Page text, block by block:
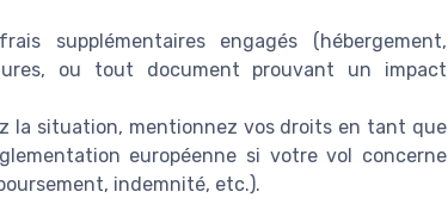
supplémentaires engagés (hébergement,
ou tout document prouvant un impact
la situation, mentionnez vos droits en tant que
européenne si votre vol concerne
indemnité, etc.).